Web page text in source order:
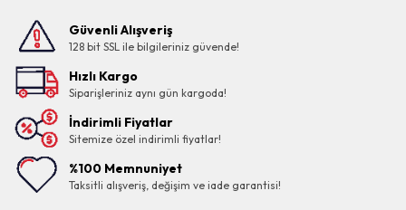
Güvenli Alışveriş
128 bit SSL ile bilgileriniz güvende!
Hızlı Kargo
Siparişleriniz aynı gün kargoda!
İndirimli Fiyatlar
Sitemize özel indirimli fiyatlar!
%100 Memnuniyet
Taksitli alışveriş, değişim ve iade garantisi!